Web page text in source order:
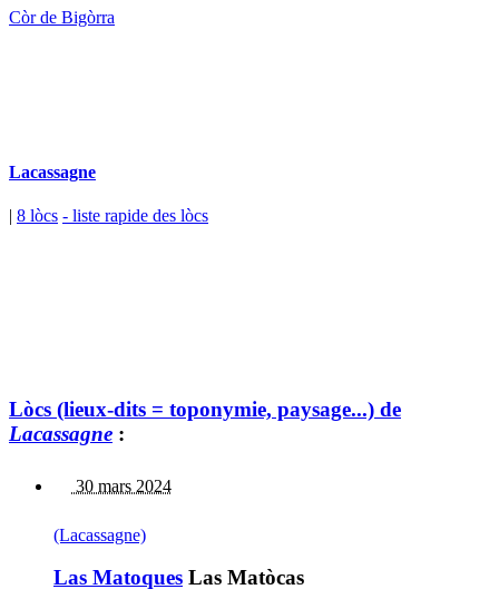
Còr de Bigòrra
Lacassagne
| 8 lòcs - liste rapide des lòcs
Lòcs (lieux-dits = toponymie, paysage...) de
Lacassagne :
30 mars 2024
(Lacassagne)
Las Matoques Las Matòcas